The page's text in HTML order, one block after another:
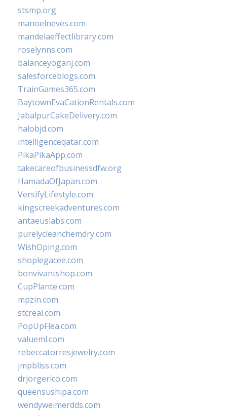
stsmp.org
manoelneves.com
mandelaeffectlibrary.com
roselynns.com
balanceyoganj.com
salesforceblogs.com
TrainGames365.com
BaytownEvaCationRentals.com
JabalpurCakeDelivery.com
halobjd.com
intelligenceqatar.com
PikaPikaApp.com
takecareofbusinessdfw.org
HamadaOfJapan.com
VersifyLifestyle.com
kingscreekadventures.com
antaeuslabs.com
purelycleanchemdry.com
WishOping.com
shoplegacee.com
bonvivantshop.com
CupPlante.com
mpzin.com
stcreal.com
PopUpFlea.com
valueml.com
rebeccatorresjewelry.com
jmpbliss.com
drjorgerico.com
queensushipa.com
wendyweimerdds.com